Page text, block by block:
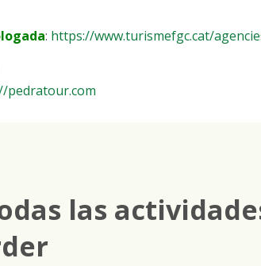
: https://www.turismefgc.cat/
pedratour.com
las